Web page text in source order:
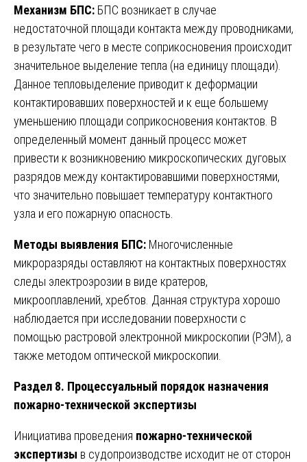
Механизм БПС: БПС возникает в случае
недостаточной площади контакта между проводниками,
в результате чего в месте соприкосновения происходит
значительное выделение тепла (на единицу площади).
Данное тепловыделение приводит к деформации
контактировавших поверхностей и к еще большему
уменьшению площади соприкосновения контактов. В
определенный момент данный процесс может
привести к возникновению микроскопических дуговых
разрядов между контактировавшими поверхностями,
что значительно повышает температуру контактного
узла и его пожарную опасность.
Методы выявления БПС: Многочисленные
микроразряды оставляют на контактных поверхностях
следы электроэрозии в виде кратеров,
микрооплавлений, хребтов. Данная структура хорошо
наблюдается при исследовании поверхности с
помощью растровой электронной микроскопии (РЭМ), а
также методом оптической микроскопии.
Раздел 8. Процессуальный порядок назначения
пожарно-технической экспертизы
Инициатива проведения пожарно-технической
экспертизы в судопроизводстве исходит не от сторон